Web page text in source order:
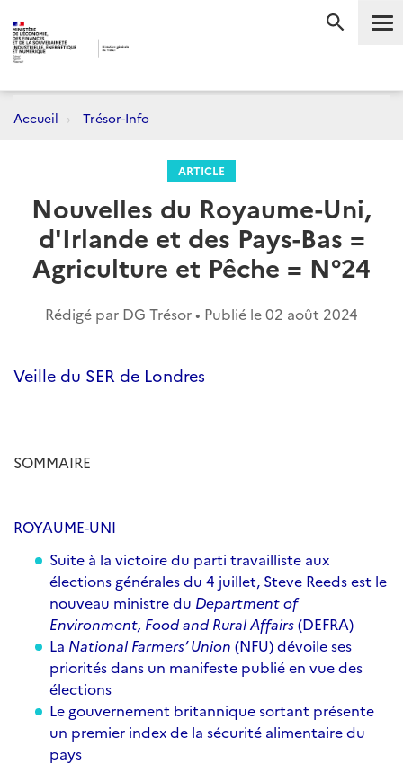
Accueil Trésor-Info
ARTICLE
Nouvelles du Royaume-Uni,
d'Irlande et des Pays-Bas =
Agriculture et Pêche = N°24
Rédigé par DG Trésor • Publié le02 août 2024
Veille du SER de Londres
SOMMAIRE
ROYAUME-UNI
Suite à la victoire du parti travailliste aux
élections générales du 4 juillet, Steve Reeds est le
nouveau ministre du Department of
Environment, Food and Rural Affairs(DEFRA)
La National Farmers’ Union (NFU) dévoile ses
priorités dans un manifeste publié en vue des
élections
Le gouvernement britannique sortant présente
un premier index de la sécurité alimentaire du
pays